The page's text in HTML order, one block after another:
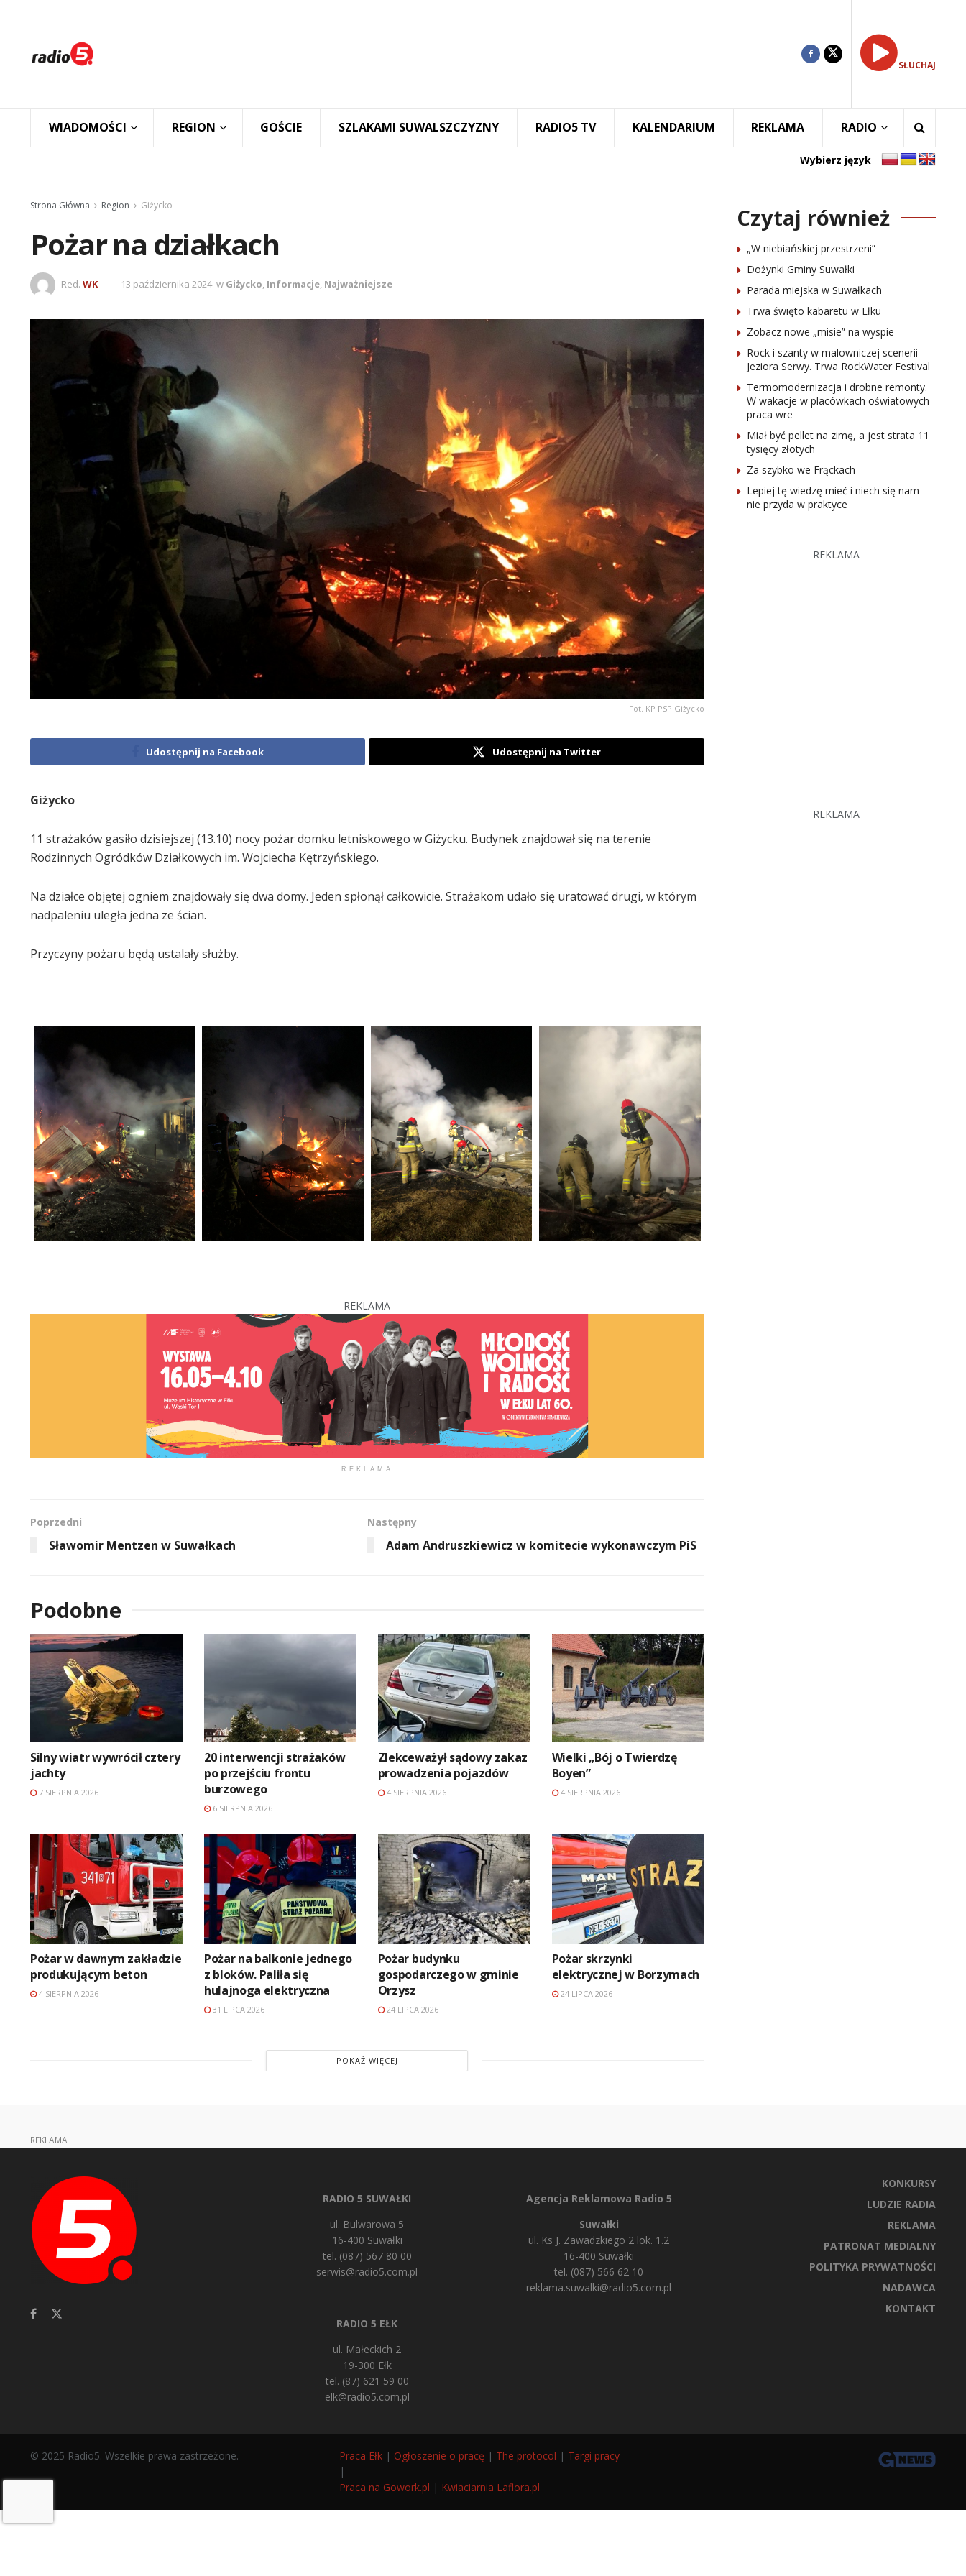
SŁUCHAJ
WIADOMOŚCI REGION GOŚCIE SZLAKAMI SUWALSZCZYZNY RADIO5 TV KALENDARIUM REKLAMA RADIO
Wybierz język
Strona Główna Region Giżycko
Pożar na działkach
Red. WK 13 października 2024 w Giżycko, Informacje, Najważniejsze
Fot. KP PSP Giżycko
Udostępnij na Facebook Udostępnij na Twitter
Giżycko
11 strażaków gasiło dzisiejszej (13.10) nocy pożar domku letniskowego w Giżycku. Budynek znajdował się na terenie
Rodzinnych Ogródków Działkowych im. Wojciecha Kętrzyńskiego.
Na działce objętej ogniem znajdowały się dwa domy. Jeden spłonął całkowicie. Strażakom udało się uratować drugi, w którym
nadpaleniu uległa jedna ze ścian.
Przyczyny pożaru będą ustalały służby.
REKLAMA
REKLAMA
Poprzedni
Sławomir Mentzen w Suwałkach
Następny
Adam Andruszkiewicz w komitecie wykonawczym PiS
Podobne
Silny wiatr wywrócił cztery
jachty
7 SIERPNIA 2026
20 interwencji strażaków
po przejściu frontu
burzowego
6 SIERPNIA 2026
Zlekceważył sądowy zakaz
prowadzenia pojazdów
4 SIERPNIA 2026
Wielki „Bój o Twierdzę
Boyen”
4 SIERPNIA 2026
Pożar w dawnym zakładzie
produkującym beton
4 SIERPNIA 2026
Pożar na balkonie jednego
z bloków. Paliła się
hulajnoga elektryczna
31 LIPCA 2026
Pożar budynku
gospodarczego w gminie
Orzysz
24 LIPCA 2026
Pożar skrzynki
elektrycznej w Borzymach
24 LIPCA 2026
POKAŻ WIĘCEJ
Czytaj również
„W niebiańskiej przestrzeni”
Dożynki Gminy Suwałki
Parada miejska w Suwałkach
Trwa święto kabaretu w Ełku
Zobacz nowe „misie” na wyspie
Rock i szanty w malowniczej scenerii
Jeziora Serwy. Trwa RockWater Festival
Termomodernizacja i drobne remonty.
W wakacje w placówkach oświatowych
praca wre
Miał być pellet na zimę, a jest strata 11
tysięcy złotych
Za szybko we Frąckach
Lepiej tę wiedzę mieć i niech się nam
nie przyda w praktyce
REKLAMA
REKLAMA
REKLAMA
RADIO 5 SUWAŁKI
ul. Bulwarowa 5
16-400 Suwałki
tel. (087) 567 80 00
serwis@radio5.com.pl
RADIO 5 EŁK
ul. Małeckich 2
19-300 Ełk
tel. (87) 621 59 00
elk@radio5.com.pl
Agencja Reklamowa Radio 5
Suwałki
ul. Ks J. Zawadzkiego 2 lok. 1.2
16-400 Suwałki
tel. (087) 566 62 10
reklama.suwalki@radio5.com.pl
KONKURSY
LUDZIE RADIA
REKLAMA
PATRONAT MEDIALNY
POLITYKA PRYWATNOŚCI
NADAWCA
KONTAKT
© 2025 Radio5. Wszelkie prawa zastrzeżone. Praca Ełk | Ogłoszenie o pracę | The protocol | Targi pracy
|
Praca na Gowork.pl | Kwiaciarnia Laflora.pl